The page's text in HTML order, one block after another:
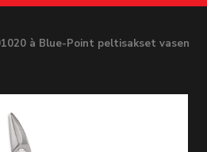
Tarjoukset
Videot
à Blue-Point peltisakset vasen